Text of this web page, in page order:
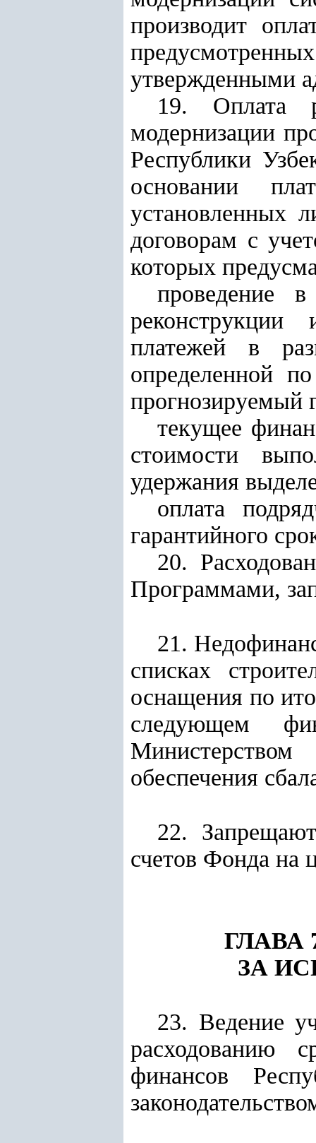
производит
утвержденными
19. Оплата
модернизации
Республики
основании
установленных
договорам с
которых
проведение
платежей в
определенной
прогнозируемый
текущее
стоимости
удержания
оплата
гарантийного
20.
Программами,
21.
списках
оснащения по
следующем
обеспечения
22.
счетов Фонда на
ГЛАВА
ЗА
23. Ведение
расходованию
финансов